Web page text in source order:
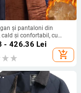
și pantaloni din
cald și confortabil, cu
fleece, pentru bărbați în
- 426.36 Lei
add_shopping_cart